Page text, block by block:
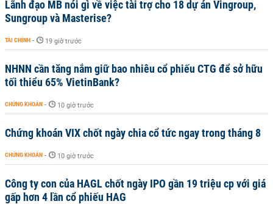
Lãnh đạo MB nói gì về việc tài trợ cho 18 dự án Vingroup,
Sungroup và Masterise?
TÀI CHÍNH - 19 giờ trước
NHNN cần tăng nắm giữ bao nhiêu cổ phiếu CTG để sở hữu
tối thiểu 65% VietinBank?
CHỨNG KHOÁN - 10 giờ trước
Chứng khoán VIX chốt ngày chia cổ tức ngay trong tháng 8
CHỨNG KHOÁN - 10 giờ trước
Công ty con của HAGL chốt ngày IPO gần 19 triệu cp với giá
gấp hơn 4 lần cổ phiếu HAG